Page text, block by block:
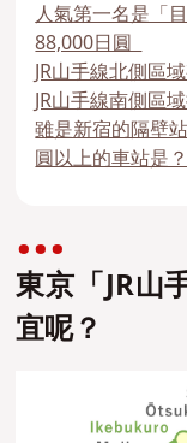
人氣第一名是「
88,000日圓
JR山手線北側區
JR山手線南側區
雖是新宿的隔壁
圓以上的車站是？
東京「JR山
宜呢？